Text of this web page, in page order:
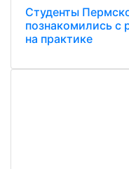
Студенты
познакомились с
на практике